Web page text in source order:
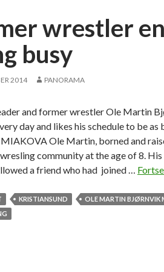
u
o
n
g
a
l
s
wrestler
busy
2014 PANORAMA
and former wrestler Ole Martin
day and likes his schedule to be as
Ole Martin, borned and
community at the age of 8. His
a friend who had joined …
KRISTIANSUND OLE MARTIN BJØRNVIK